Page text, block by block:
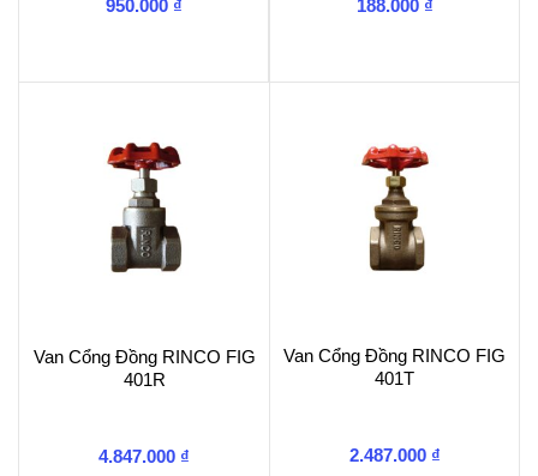
950.000 ₫ 188.000 ₫
Van Cổng Đồng RINCO FIG
401R
4.847.000 ₫
Van Cổng Đồng RINCO FIG
401T
2.487.000 ₫